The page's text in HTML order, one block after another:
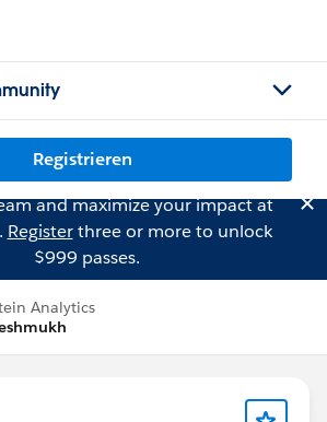
Registrieren
and maximize your impact at
Registerthree or more to unlock
$999 passes.
Analytics